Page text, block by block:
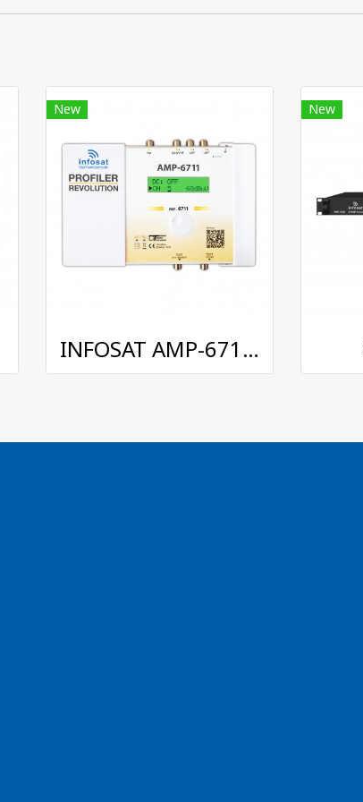
New
INFOSAT AMP-6711 Pro-Amplifier
New